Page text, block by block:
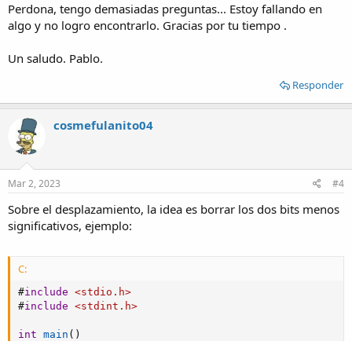
Perdona, tengo demasiadas preguntas... Estoy fallando en
algo y no logro encontrarlo. Gracias por tu tiempo .
Un saludo. Pablo.
Responder
cosmefulanito04
Mar 2, 2023 #4
Sobre el desplazamiento, la idea es borrar los dos bits menos
significativos, ejemplo:
C:
#include <stdio.h>
#include <stdint.h>
int main ( )